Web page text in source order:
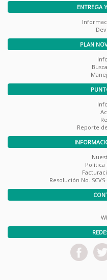
ENTREGA
PLAN
Reporte
Política
Resolución No.